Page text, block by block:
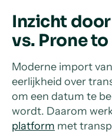
Inzicht
vs. Prone
Moderne import
eerlijkheid over
om een datum te
wordt. Daarom
platform met